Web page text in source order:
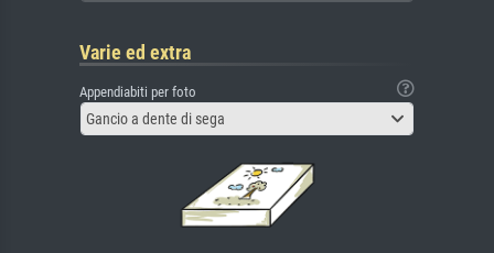
Varie ed extra
Appendiabiti per foto
Gancio a dente di sega